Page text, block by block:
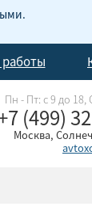
Пн - Пт: с 9 до 18,
(499)
Москва,